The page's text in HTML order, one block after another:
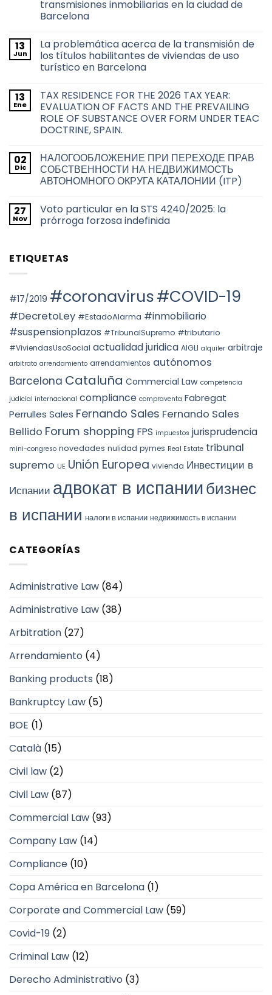
transmisiones inmobiliarias en la ciudad de
Barcelona
comentarios
en
Derecho
de
de
las
Administraciones
Públicas
sobre
las
en
la
ciudad
de
Barcelona
13
Jun
La problemática acerca de la transmisión de
los títulos habilitantes de viviendas de uso
turístico en Barcelona
comentarios
en
La
problemática
acerca
de
de
los
títulos
habilitantes
de
uso
turístico
en
13
Ene
TAX RESIDENCE FOR THE 2026 TAX YEAR:
EVALUATION OF FACTS AND THE PREVAILING
ROLE OF SUBSTANCE OVER FORM UNDER TEAC
DOCTRINE, SPAIN.
comentarios
en
TAX
RESIDENCE
2026
TAX
YEAR:
EVALUATION
THE
SUBSTANCE
OVER
UNDER
DOCTRINE,
02
Dic
НАЛОГООБЛОЖЕНИЕ ПРИ ПЕРЕХОДЕ ПРАВ
СОБСТВЕННОСТИ НА НЕДВИЖИМОСТЬ
АВТОНОМНОГО ОКРУГА КАТАЛОНИИ (ITP)
comentarios
en
НАЛОГООБЛОЖЕНИЕ
СОБСТВЕННОСТИ
НА
КАТАЛОНИИ
(ITP)
27
Nov
Voto particular en la STS 4240/2025: la
prórroga forzosa indefinida
en
Voto
STS
4240/2025:
prórroga
forzosa
indefinida
ETIQUETAS
#17/2019 #coronavirus#COVID-19
#DecretoLey #EstadoAlarma #inmobiliario
#suspensionplazos #TribunalSupremo #tributario
#ViviendasUsoSocial actualidad juridica AIGLI alquiler arbitraje
arbitrato arrendamiento arrendamientos autónomos
Barcelona Cataluña Commercial Law competencia
judicial internacional compliance compraventa Fabregat
Perrulles Sales Fernando Sales Fernando Sales
Bellido Forum shopping FPS impuestos jurisprudencia
mini-congreso novedades nulidad pymes Real Estate tribunal
supremo UE Unión Europea vivienda Инвестиции в
Испании адвокат в испаниибизнес
в испании налоги в испании недвижимость в испании
CATEGORÍAS
Administrative Law (84)
Administrative Law (38)
Arbitration (27)
Arrendamiento (4)
Banking products (18)
Bankruptcy Law (5)
BOE (1)
Català (15)
Civil law (2)
Civil Law (87)
Commercial Law (93)
Company Law (14)
Compliance (10)
Copa América en Barcelona (1)
Corporate and Commercial Law (59)
Covid-19 (2)
Criminal Law (12)
Derecho Administrativo (3)